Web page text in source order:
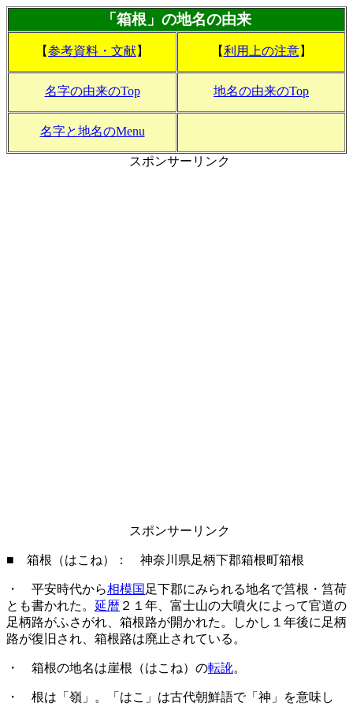
「箱根」の地名の由来
【参考資料・文献】 【利用上の注意】
名字の由来のTop 地名の由来のTop
名字と地名のMenu
スポンサーリンク
スポンサーリンク
■ 箱根（はこね）： 神奈川県足柄下郡箱根町箱根
・ 平安時代から相模国 足下郡にみられる地名で筥根・筥荷
とも書かれた。 延暦 ２１年、富士山の大噴火によって官道の
足柄路がふさがれ、箱根路が開かれた。しかし１年後に足柄
路が復旧され、箱根路は廃止されている。
・ 箱根の地名は崖根（はこね）の転訛。
・ 根は「嶺」。「はこ」は古代朝鮮語で「神」を意味し